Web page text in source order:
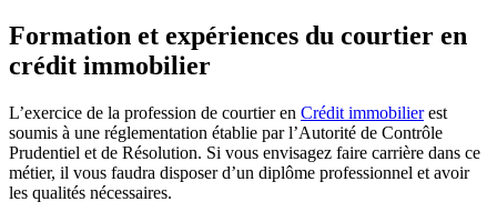
Formation et expériences du courtier en
crédit immobilier
L’exercice de la profession de courtier en Crédit immobilierest
soumis à une réglementation établie par l’Autorité de Contrôle
Prudentiel et de Résolution. Si vous envisagez faire carrière dans ce
métier, il vous faudra disposer d’un diplôme professionnel et avoir
les qualités nécessaires.